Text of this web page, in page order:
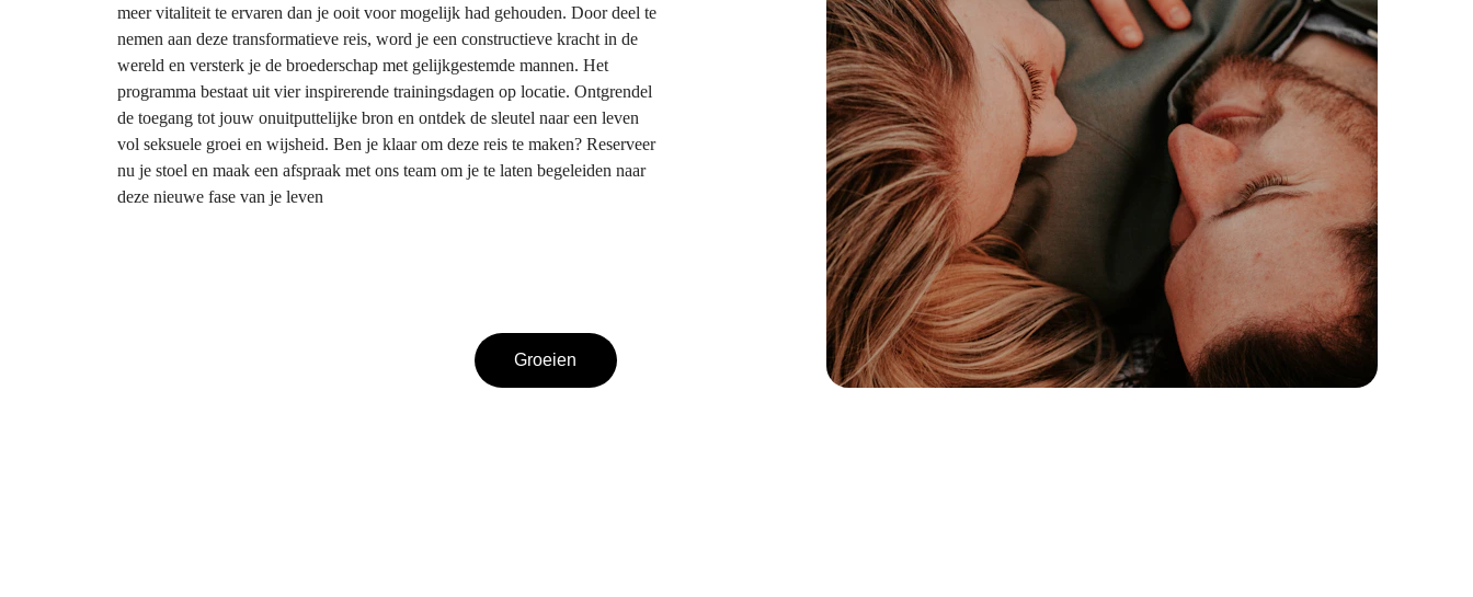
meer vitaliteit te ervaren dan je ooit voor mogelijk had gehouden. Door deel te
nemen aan deze transformatieve reis, word je een constructieve kracht in de
wereld en versterk je de broederschap met gelijkgestemde mannen. Het
programma bestaat uit vier inspirerende trainingsdagen op locatie. Ontgrendel
de toegang tot jouw onuitputtelijke bron en ontdek de sleutel naar een leven
vol seksuele groei en wijsheid. Ben je klaar om deze reis te maken? Reserveer
nu je stoel en maak een afspraak met ons team om je te laten begeleiden naar
deze nieuwe fase van je leven
Groeien